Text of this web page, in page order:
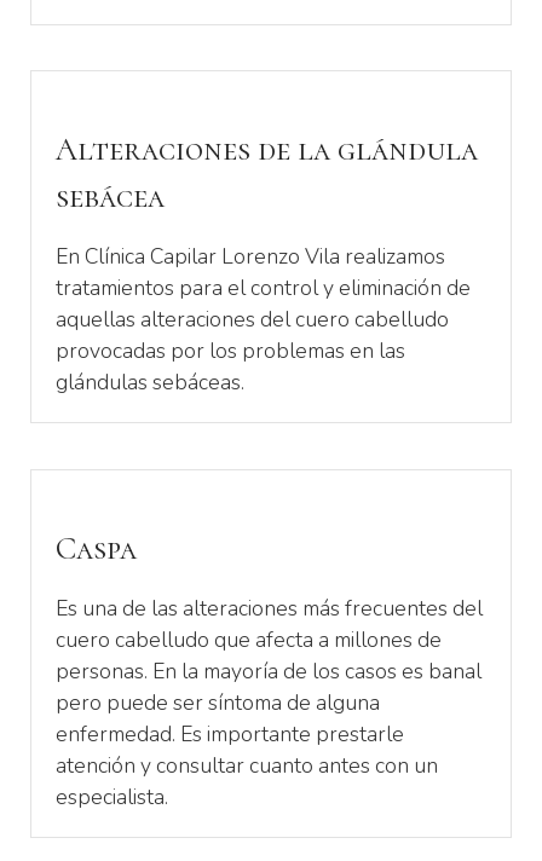
Alteraciones de la glándula
sebácea
En Clínica Capilar Lorenzo Vila realizamos
tratamientos para el control y eliminación de
aquellas alteraciones del cuero cabelludo
provocadas por los problemas en las
glándulas sebáceas.
Caspa
Es una de las alteraciones más frecuentes del
cuero cabelludo que afecta a millones de
personas. En la mayoría de los casos es banal
pero puede ser síntoma de alguna
enfermedad. Es importante prestarle
atención y consultar cuanto antes con un
especialista.